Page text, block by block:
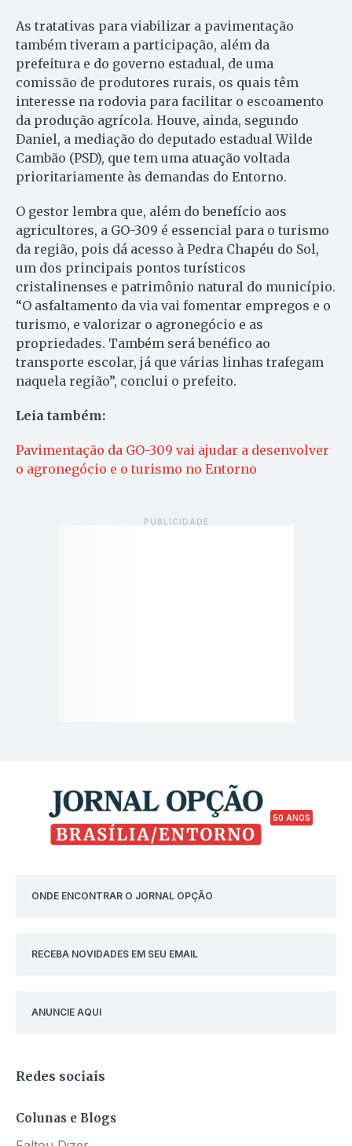
As tratativas para viabilizar a pavimentação
também tiveram a participação, além da
prefeitura e do governo estadual, de uma
comissão de produtores rurais, os quais têm
interesse na rodovia para facilitar o escoamento
da produção agrícola. Houve, ainda, segundo
Daniel, a mediação do deputado estadual Wilde
Cambão (PSD), que tem uma atuação voltada
prioritariamente às demandas do Entorno.
O gestor lembra que, além do benefício aos
agricultores, a GO-309 é essencial para o turismo
da região, pois dá acesso à Pedra Chapéu do Sol,
um dos principais pontos turísticos
cristalinenses e patrimônio natural do município.
“O asfaltamento da via vai fomentar empregos e o
turismo, e valorizar o agronegócio e as
propriedades. Também será benéfico ao
transporte escolar, já que várias linhas trafegam
naquela região”, conclui o prefeito.
Leia também:
Pavimentação da GO-309 vai ajudar a desenvolver
o agronegócio e o turismo no Entorno
50 ANOS
ONDE ENCONTRAR O JORNAL OPÇÃO
RECEBA NOVIDADES EM SEU EMAIL
ANUNCIE AQUI
Redes sociais
Colunas e Blogs